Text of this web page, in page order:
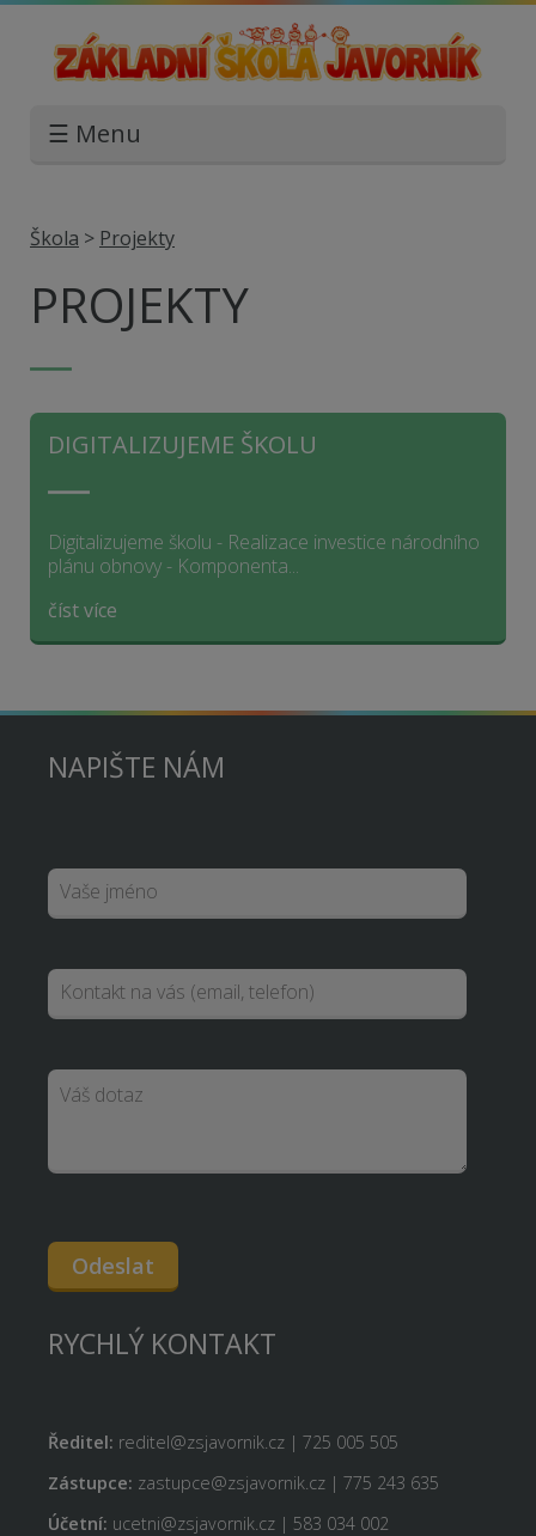
☰ Menu
Škola > Projekty
PROJEKTY
DIGITALIZUJEME ŠKOLU
Digitalizujeme školu - Realizace investice národního
plánu obnovy - Komponenta...
číst více
NAPIŠTE NÁM
Odeslat
RYCHLÝ KONTAKT
Ředitel: reditel@zsjavornik.cz | 725 005 505
Zástupce: zastupce@zsjavornik.cz | 775 243 635
Účetní: ucetni@zsjavornik.cz | 583 034 002